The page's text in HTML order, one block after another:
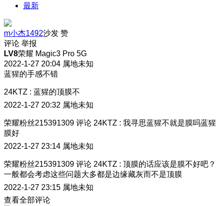
最新
m小杰1492沙发 赞
评论 举报
LV8荣耀 Magic3 Pro 5G
2022-1-27 20:04 属地未知
蓝猩的手感不错
24KTZ : 蓝猩的顶膜不
2022-1-27 20:32 属地未知
荣耀粉丝215391309 评论 24KTZ : 我寻思蓝猩不就是膜吗蓝猩
膜好
2022-1-27 23:14 属地未知
荣耀粉丝215391309 评论 24KTZ : 顶膜的话应该是膜不好吧？
一般都会考虑这些问题大多都是边缘藏灰而不是顶膜
2022-1-27 23:15 属地未知
查看全部评论